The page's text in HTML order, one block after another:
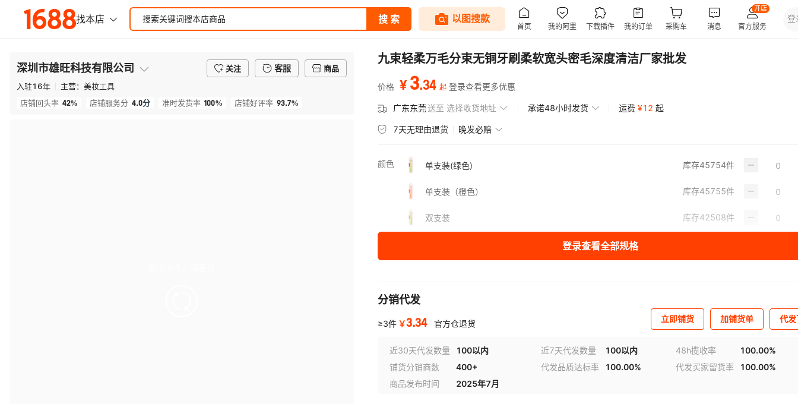
深圳市雄旺科技有限公司 关注 客服
商品
入驻16年 主营： 美妆工具
店铺回头率 42% 店铺服务分 4.0分 准时发货率 100% 店铺好评率 93.7%
九束轻柔万毛分束无铜牙刷柔软宽头密毛深度清洁厂家批发
价格 ¥ 3.34 起 登录查看更多优惠
广东东莞送至 选择收货地址 承诺48小时发货 运费 ¥12 起
7天无理由退货 晚发必赔
颜色 单支装(绿色) 库存45754件
单支装（橙色） 库存45755件
双支装 库存42508件
登录查看全部规格
分销代发
≥3件 ￥3.34 官方仓退货 立即铺货 加铺货单 代
近30天代发数量 100以内 近7天代发数量 100以内 48h揽收率
100.00%
铺货分销商数
400+ 代发品质达标率 100.00% 代发买家留货率
100.00%
商品发布时间
2025年7月